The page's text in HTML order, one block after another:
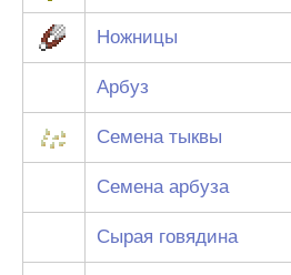
Ножницы
Арбуз
Семена тыквы
Семена арбуза
Сырая говядина